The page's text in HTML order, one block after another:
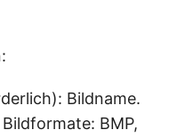
Bildname.
BMP,